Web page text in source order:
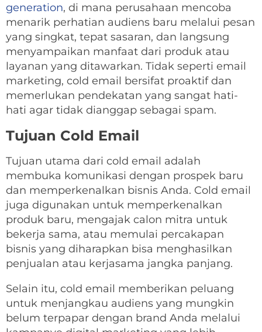
generation, di mana perusahaan mencoba
menarik perhatian audiens baru melalui pesan
yang singkat, tepat sasaran, dan langsung
menyampaikan manfaat dari produk atau
layanan yang ditawarkan. Tidak seperti email
marketing, cold email bersifat proaktif dan
memerlukan pendekatan yang sangat hati-
hati agar tidak dianggap sebagai spam.
Tujuan Cold Email
Tujuan utama dari cold email adalah
membuka komunikasi dengan prospek baru
dan memperkenalkan bisnis Anda. Cold email
juga digunakan untuk memperkenalkan
produk baru, mengajak calon mitra untuk
bekerja sama, atau memulai percakapan
bisnis yang diharapkan bisa menghasilkan
penjualan atau kerjasama jangka panjang.
Selain itu, cold email memberikan peluang
untuk menjangkau audiens yang mungkin
belum terpapar dengan brand Anda melalui